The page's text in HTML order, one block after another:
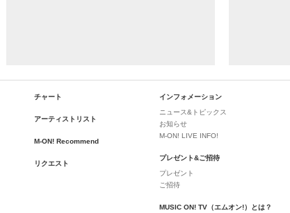
チャート
アーティストリスト
M-ON! Recommend
リクエスト
インフォメーション
ニュース&トピックス
お知らせ
M-ON! LIVE INFO!
プレゼント&ご招待
プレゼント
ご招待
MUSIC ON! TV（エムオン!）とは？